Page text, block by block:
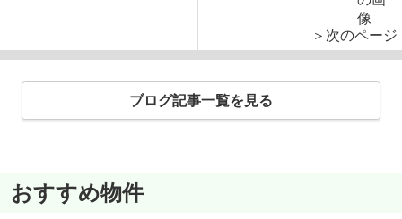
＞次のページ
ブログ記事一覧を見る
おすすめ物件